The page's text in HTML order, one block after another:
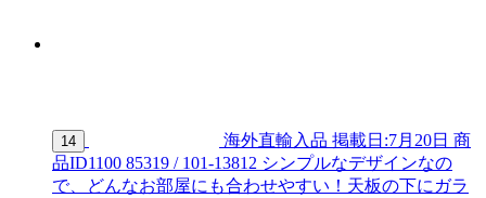
14 海外直輸入品 掲載日:7月20日 商
品ID1100 85319 / 101-13812 シンプルなデザインなの
で、どんなお部屋にも合わせやすい！天板の下にガラ